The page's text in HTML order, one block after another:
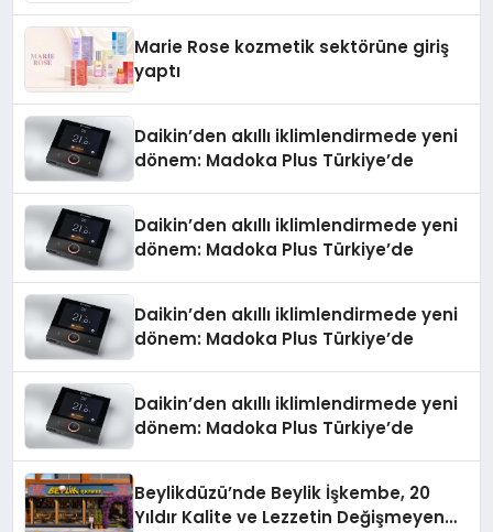
Marie Rose kozmetik sektörüne giriş
yaptı
Daikin’den akıllı iklimlendirmede yeni
dönem: Madoka Plus Türkiye’de
Daikin’den akıllı iklimlendirmede yeni
dönem: Madoka Plus Türkiye’de
Daikin’den akıllı iklimlendirmede yeni
dönem: Madoka Plus Türkiye’de
Daikin’den akıllı iklimlendirmede yeni
dönem: Madoka Plus Türkiye’de
Beylikdüzü’nde Beylik İşkembe, 20
Yıldır Kalite ve Lezzetin Değişmeyen